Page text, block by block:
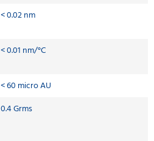
< 0.02 nm
< 0.01 nm/°C
< 60 micro AU
0.4 Grms